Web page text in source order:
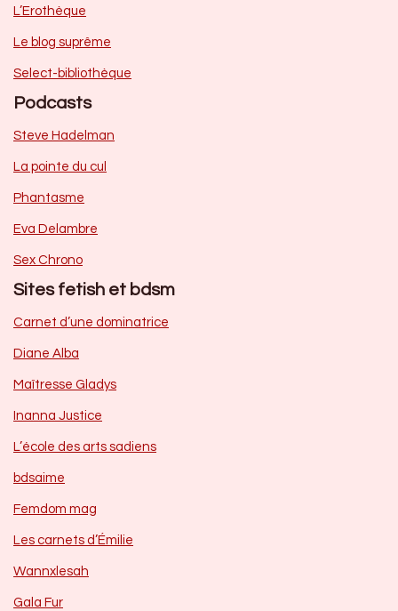
L’Erothèque
Le blog suprême
Select-bibliothèque
Podcasts
Steve Hadelman
La pointe du cul
Phantasme
Eva Delambre
Sex Chrono
Sites fetish et bdsm
Carnet d’une dominatrice
Diane Alba
Maîtresse Gladys
Inanna Justice
L’école des arts sadiens
bdsaime
Femdom mag
Les carnets d’Émilie
Wannxlesah
Gala Fur